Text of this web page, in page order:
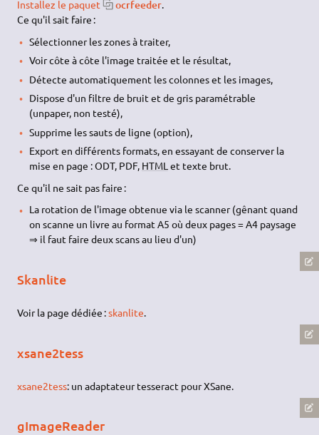
Installez le paquet ocrfeeder.
Ce qu'il sait faire :
Sélectionner les zones à traiter,
Voir côte à côte l'image traitée et le résultat,
Détecte automatiquement les colonnes et les images,
Dispose d'un filtre de bruit et de gris paramétrable
(unpaper, non testé),
Supprime les sauts de ligne (option),
Export en différents formats, en essayant de conserver la
mise en page : ODT, PDF, HTML et texte brut.
Ce qu'il ne sait pas faire :
La rotation de l'image obtenue via le scanner (gênant quand
on scanne un livre au format A5 où deux pages = A4 paysage
⇒ il faut faire deux scans au lieu d'un)
Skanlite
Voir la page dédiée :skanlite.
xsane2tess
xsane2tess: un adaptateur tesseract pour XSane.
gImageReader